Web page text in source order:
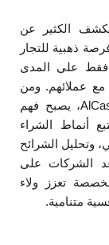
الكثير عن
ذهبية للتجار
فقط على المدى
مع عملائهم. ومن
خلال الاعتماد على أنظمة متطورة مثل AlCashier، يصبح فهم
أنماط الشراء
وتحليل الشرائح
الشركات على
تعزز ولاء
متنامية.